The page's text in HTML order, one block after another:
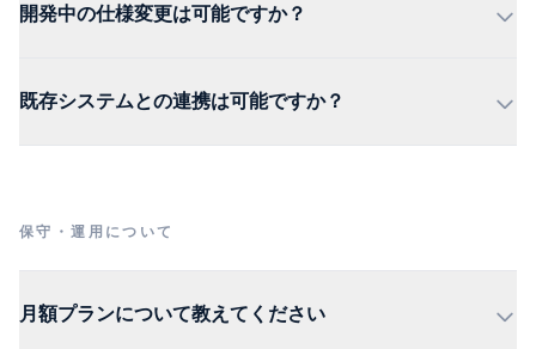
開発中の仕様変更は可能ですか？
既存システムとの連携は可能ですか？
保守・運用について
月額プランについて教えてください